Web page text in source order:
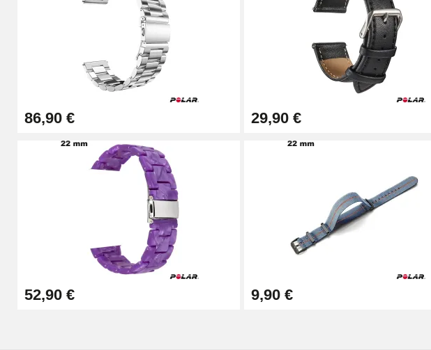
9,90 €
Kit Horlogerie Débutant
26,90 €
Boîte Pompe Bracelet Montre - Diamètre 1,50 mm - 8 à 25 mm
14,08 €
Boîte Pompe pour Bracelet Montre - Diamètre 1,80 mm - 8 à 25 mm
19,90 €
Extracteur de Bracelet de Montre Facile
86,90 € 29,90 €
52,90 € 9,90 €